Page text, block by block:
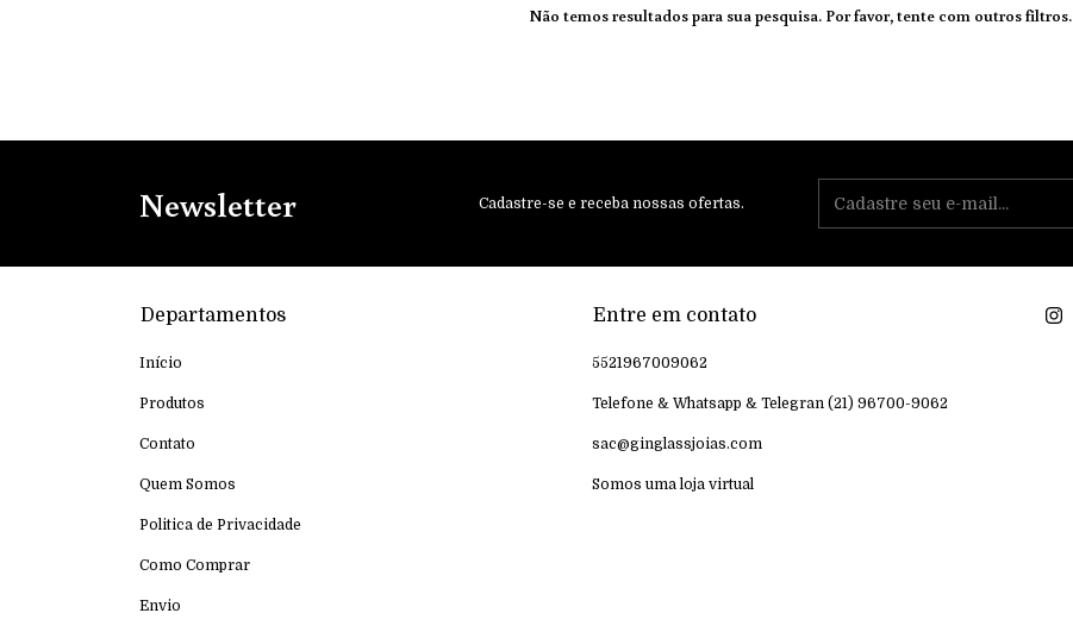
Não temos resultados para sua pesquisa. Por favor, tente com outros filtros.
Newsletter Cadastre-se e receba nossas ofertas.
Departamentos
Início
Produtos
Contato
Quem Somos
Politica de Privacidade
Como Comprar
Envio
Entre em contato
5521967009062
Telefone & Whatsapp & Telegran (21) 96700-9062
sac@ginglassjoias.com
Somos uma loja virtual